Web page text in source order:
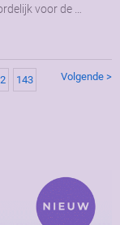
voor de …
143 Volgende >